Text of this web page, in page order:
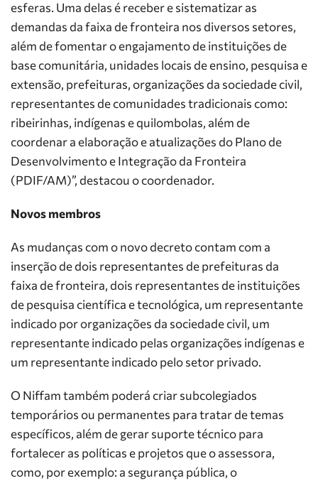
esferas. Uma delas é receber e sistematizar as
demandas da faixa de fronteira nos diversos setores,
além de fomentar o engajamento de instituições de
base comunitária, unidades locais de ensino, pesquisa e
extensão, prefeituras, organizações da sociedade civil,
representantes de comunidades tradicionais como:
ribeirinhas, indígenas e quilombolas, além de
coordenar a elaboração e atualizações do Plano de
Desenvolvimento e Integração da Fronteira
(PDIF/AM)”, destacou o coordenador.
Novos membros
As mudanças com o novo decreto contam com a
inserção de dois representantes de prefeituras da
faixa de fronteira, dois representantes de instituições
de pesquisa científica e tecnológica, um representante
indicado por organizações da sociedade civil, um
representante indicado pelas organizações indígenas e
um representante indicado pelo setor privado.
O Niffam também poderá criar subcolegiados
temporários ou permanentes para tratar de temas
específicos, além de gerar suporte técnico para
fortalecer as políticas e projetos que o assessora,
como, por exemplo: a segurança pública, o